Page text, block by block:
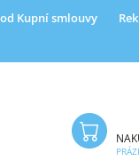
Kupní smlouvy